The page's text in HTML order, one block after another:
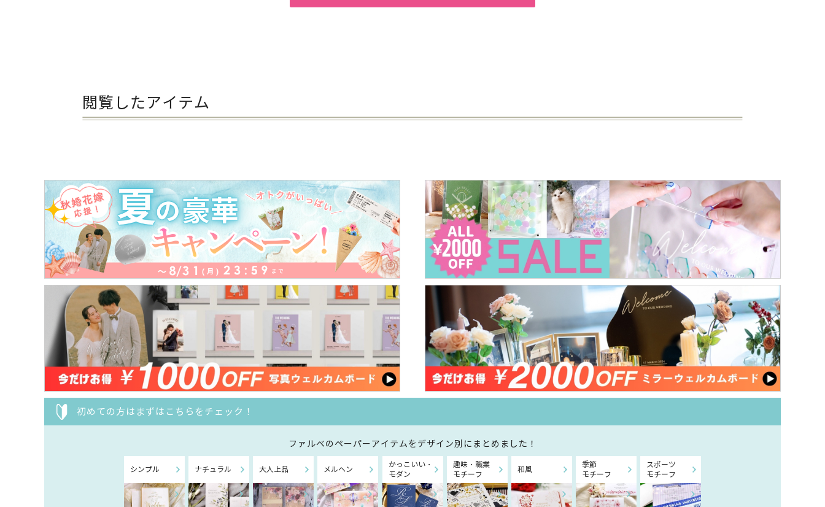
閲覧したアイテム
初めての方はまずはこちらをチェック！
ファルべのペーパーアイテムをデザイン別にまとめました！
シンプル ナチュラル 大人上品 メルヘン
かっこいい・
モダン
趣味・職業
モチーフ
和風
季節
モチーフ
スポーツ
モチーフ